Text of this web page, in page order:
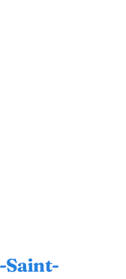
Saint-